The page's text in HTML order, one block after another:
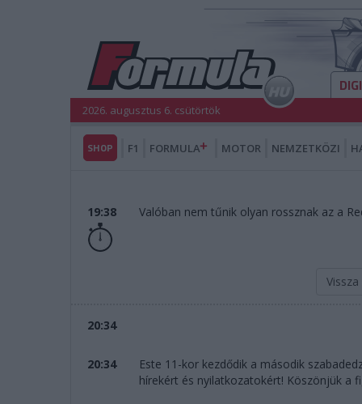
2026. augusztus 6. csütörtök
SHOP F1 FORMULA MOTOR NEMZETKÖZI
19:38 Valóban nem tűnik olyan rossznak az a
20:34
20:34
Este 11-kor kezdődik a második
hírekért és nyilatkozatokért! Köszönjük a